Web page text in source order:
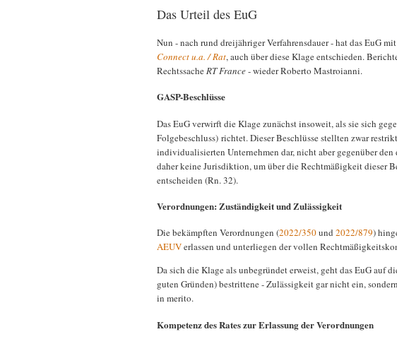
Das Urteil des EuG
Nun - nach rund dreijähriger Verfahrensdauer - hat das EuG mit
Connect u.a. / Rat, auch über diese Klage entschieden.
RechtssacheRT France- wieder Roberto Mastroianni.
GASP-Beschlüsse
Das EuG verwirft die Klage zunächst insoweit, als sie sich
Folgebeschluss) richtet. Dieser Beschlüsse stellten zwar
individualisierten Unternehmen dar, nicht aber gegenüber
daher keine Jurisdiktion, um über die Rechtmäßigkeit dieser
entscheiden (Rn. 32).
Verordnungen: Zuständigkeit und Zulässigkeit
Die bekämpften Verordnungen (2022/350und 2022/879)
AEUVerlassen und unterliegen der vollen
Da sich die Klage als unbegründet erweist, geht das EuG auf
guten Gründen) bestrittene - Zulässigkeit gar nicht ein,
in merito.
Kompetenz des Rates zur Erlassung der Verordnungen